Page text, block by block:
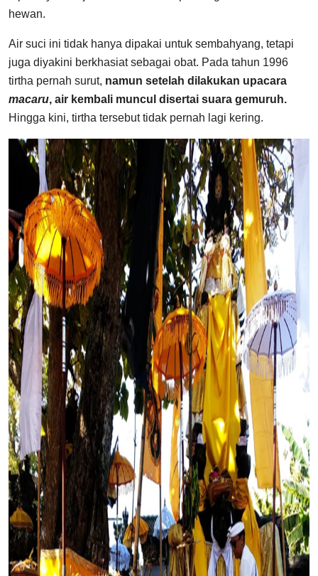
hewan.
Air suci ini tidak hanya dipakai untuk sembahyang, tetapi
juga diyakini berkhasiat sebagai obat. Pada tahun 1996
tirtha pernah surut, namun setelah dilakukan upacara
macaru, air kembali muncul disertai suara gemuruh.
Hingga kini, tirtha tersebut tidak pernah lagi kering.